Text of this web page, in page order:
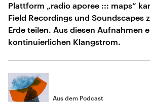
Plattform „radio aporee ::: maps“
Field Recordings und Soundscapes
Erde teilen. Aus diesen Aufnahmen
kontinuierlichen Klangstrom.
Aus dem Podcast